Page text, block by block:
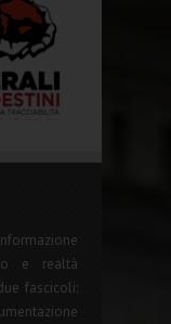
e realtà
fascicoli: